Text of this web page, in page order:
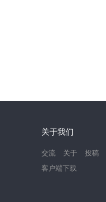
关于我们
交流 关于
投稿
客户端下载